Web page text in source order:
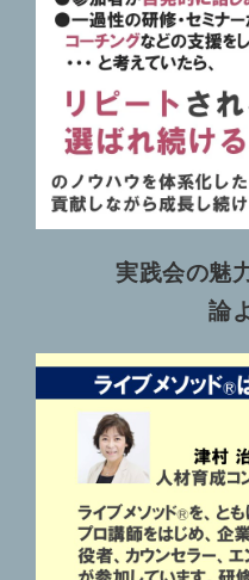
実践会の魅
論